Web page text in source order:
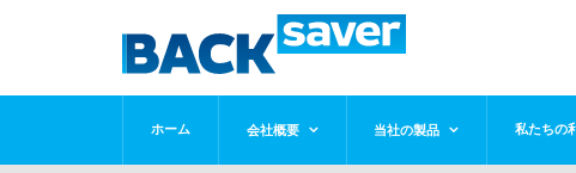
ホーム 会社概要 当社の製品 私たちの